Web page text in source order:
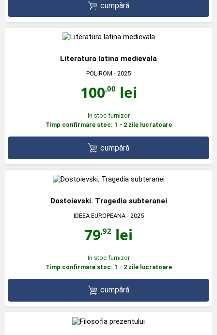
cumpără
Literatura latina medievala
POLIROM - 2025
100,00 lei
In stoc furnizor
Timp confirmare stoc: 1 - 2 zile lucratoare
cumpără
Dostoievski. Tragedia subteranei
IDEEA EUROPEANA- 2025
79,92 lei
In stoc furnizor
Timp confirmare stoc: 1 - 2 zile lucratoare
cumpără